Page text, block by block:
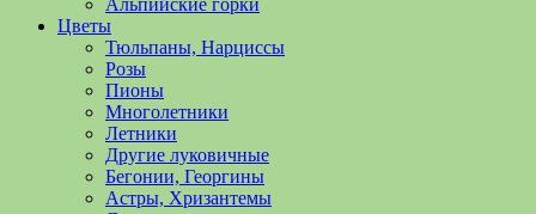
Альпийские горки
Цветы
Тюльпаны, Нарциссы
Розы
Пионы
Многолетники
Летники
Другие луковичные
Бегонии, Георгины
Астры, Хризантемы